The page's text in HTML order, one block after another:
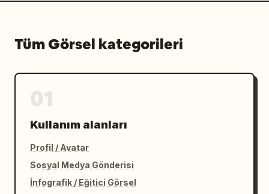
Tüm Görsel kategorileri
Kullanım alanları
Profil / Avatar
Sosyal Medya Gönderisi
İnfografik / Eğitici Görsel